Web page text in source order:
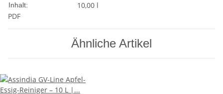
Inhalt:
10,00 l
PDF
Ähnliche Artikel